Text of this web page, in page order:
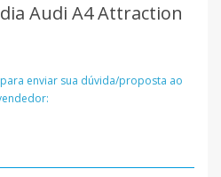
Audi A4 Attraction
enviar sua dúvida/proposta ao